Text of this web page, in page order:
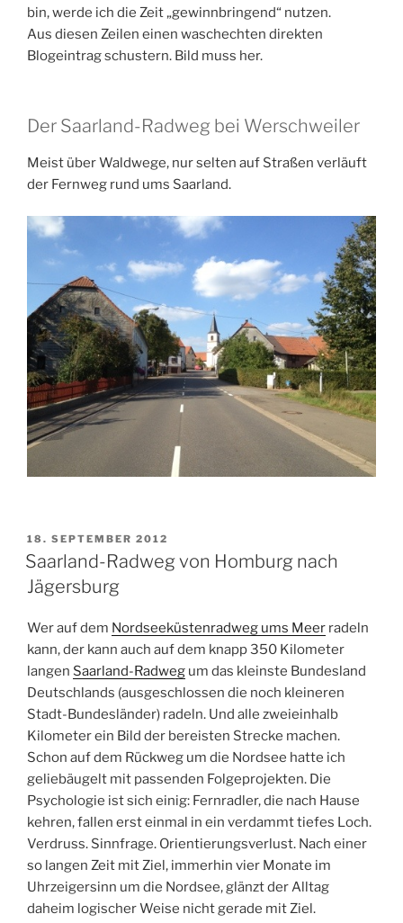
bin, werde ich die Zeit „gewinnbringend“ nutzen.
Aus diesen Zeilen einen waschechten direkten
Blogeintrag schustern. Bild muss her.
Der Saarland-Radweg bei Werschweiler
Meist über Waldwege, nur selten auf Straßen verläuft
der Fernweg rund ums Saarland.
VERÖFFENTLICHT
AM
18. SEPTEMBER 2012
Saarland-Radweg von Homburg nach
Jägersburg
Wer auf dem Nordseeküstenradweg ums Meer radeln
kann, der kann auch auf dem knapp 350 Kilometer
langen Saarland-Radweg um das kleinste Bundesland
Deutschlands (ausgeschlossen die noch kleineren
Stadt-Bundesländer) radeln. Und alle zweieinhalb
Kilometer ein Bild der bereisten Strecke machen.
Schon auf dem Rückweg um die Nordsee hatte ich
geliebäugelt mit passenden Folgeprojekten. Die
Psychologie ist sich einig: Fernradler, die nach Hause
kehren, fallen erst einmal in ein verdammt tiefes Loch.
Verdruss. Sinnfrage. Orientierungsverlust. Nach einer
so langen Zeit mit Ziel, immerhin vier Monate im
Uhrzeigersinn um die Nordsee, glänzt der Alltag
daheim logischer Weise nicht gerade mit Ziel.